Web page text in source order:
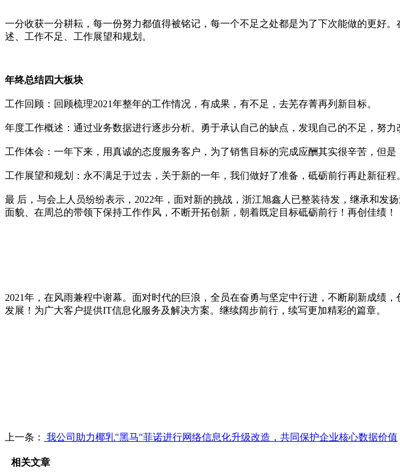
一分收获一分耕耘，每一份努力都值得被铭记，每一个不足之处都是为了下次能做的更好
述、工作不足、工作展望和规划。
年终总结四大板块
工作回顾：回顾梳理2021年整年的工作情况，有成果，有不足，去芜存菁再列新目标。
年度工作概述：通过业务数据进行逐步分析。勇于承认自己的缺点，发现自己的不足，努力
工作体会：一年下来，用真诚的态度服务客户，为了销售目标的完成应酬其实很辛苦，但
工作展望和规划：永不满足于过去，关于新的一年，我们做好了准备，砥砺前行再赴新征程
最 后，与会上人员纷纷表示，2022年，面对新的挑战，浙江旭鑫人已整装待发，继承和
面貌、在周总的带领下保持工作作风，不断开拓创新，朝着既定目标砥砺前行！再创佳绩！
2021年，在风雨兼程中谢幕。面对时代的巨浪，全员在奋勇与坚定中行进，不断刷新成绩
发展！为广大客户提供IT信息化服务及解决方案。继续阔步前行，续写更加精彩的篇章。
上一条： 我公司助力椰乳"黑马"菲诺进行网络信息化升级改造，共同保护企业核心数据价值
相关文章